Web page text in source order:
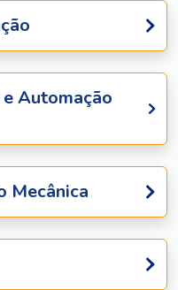
Automação
Mecânica